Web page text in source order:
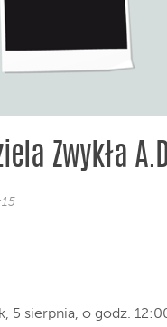
Zwykła
5 sierpnia, o godz.